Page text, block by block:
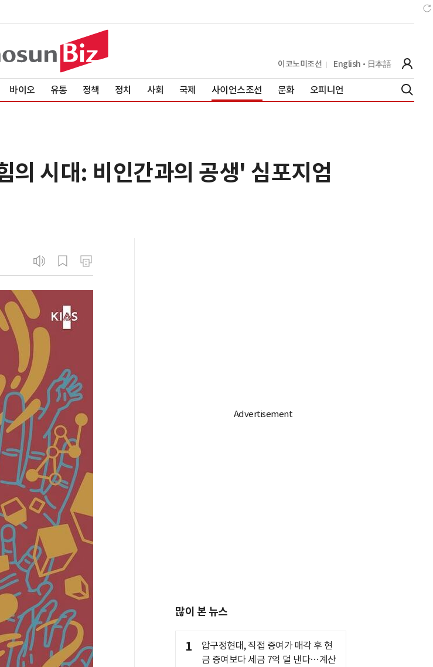
이코노미조선 English 日本語
바이오 유통 정책 정치 사회 국제 사이언스조선 문화 오피니언
의 시대: 비인간과의 공생' 심포지엄
많이 본 뉴스
1
압구정현대, 직접 증여가 매각 후 현
금 증여보다 세금 7억 덜 낸다…계산